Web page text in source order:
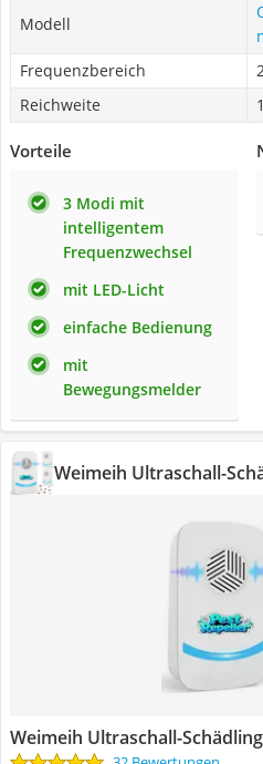
Modell
Frequenzbereich
Reichweite
Vorteile
3 Modi mit
intelligentem
Frequenzwechsel
mit LED-Licht
einfache Bedienung
mit
Bewegungsmelder
Weimeih Ultraschall-
Weimeih Ultraschall-